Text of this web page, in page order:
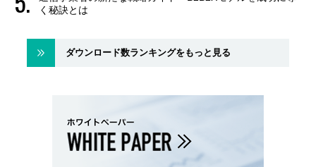
く秘訣とは
ダウンロード数ランキングをもっと見る